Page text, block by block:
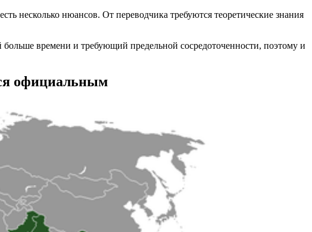
несколько нюансов. От переводчика требуются теоретические знания
времени и требующий предельной сосредоточенности, поэтому и
официальным